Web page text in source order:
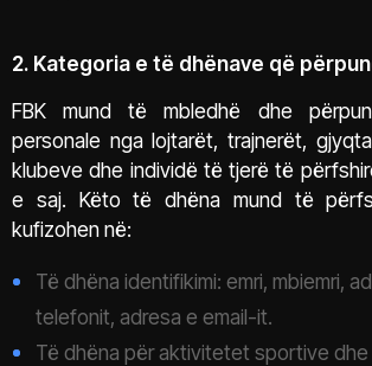
2. Kategoria e të dhënave që
FBK mund të mbledhë dhe
personale nga lojtarët, trajnerët,
klubeve dhe individë të tjerë të
e saj. Këto të dhëna mund të
kufizohen në:
Të dhëna identifikimi: emri, mbiemri,
telefonit, adresa e email-it.
Të dhëna për aktivitetet sportive